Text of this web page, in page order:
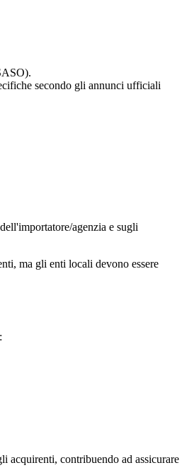
secondo gli annunci ufficiali
agenzia e sugli
ma gli enti locali devono essere
acquirenti, contribuendo ad assicurare